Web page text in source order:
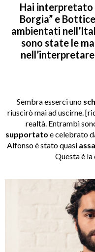
Hai interpretato
Borgia” e
ambientati
sono state le
Sembra esserci uno
riuscirò mai ad uscirne.
realtà. Entrambi
supportato e celebrato
Alfonso è stato quasi
Questa è